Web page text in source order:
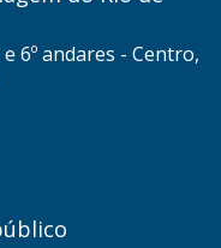
e 6º andares - Centro,